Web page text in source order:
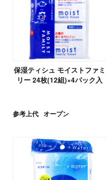
保湿ティシュ モイストファミ
リー 24枚(12組)×4パック入
参考上代 オープン